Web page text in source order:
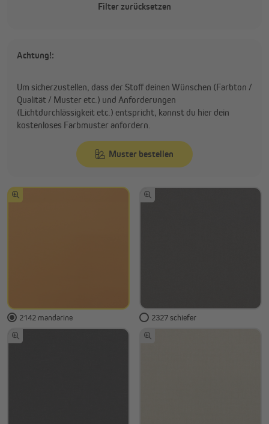
Sauleda - wasserabweisend (Acryl)
Recasens (Acryl)
Filter zurücksetzen
Achtung!:
Um sicherzustellen, dass der Stoff deinen Wünschen (Farbton /
Qualität / Muster etc.) und Anforderungen
(Lichtdurchlässigkeit etc.) entspricht, kannst du hier dein
kostenloses Farbmuster anfordern.
Muster bestellen
2142 mandarine 2327 schiefer